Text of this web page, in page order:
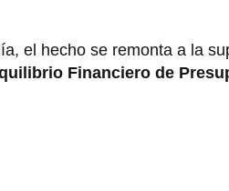
el hecho se remonta a la
Financiero de